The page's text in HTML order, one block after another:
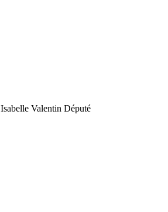
Isabelle Valentin Député